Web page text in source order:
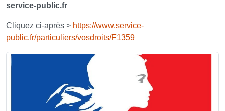
service-public.fr
Cliquez ci-après > https://www.service-
public.fr/particuliers/vosdroits/F1359